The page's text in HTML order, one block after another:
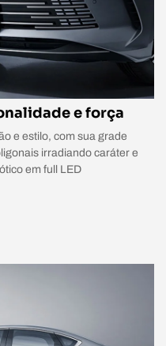
e força
e estilo, com sua grade
irradiando caráter e
em full LED